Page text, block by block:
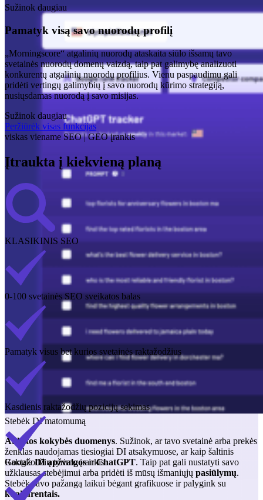
Stebėk DI matomumą
Aukštos kokybės duomenys. Sužinok, ar tavo svetainė arba prekės
ženklas naudojamas tiesiogiai DI atsakymuose, ar kaip šaltinis
GoogleDI apžvalgosirChatGPT. Taip pat gali nustatyti savo
užklausas stebėjimui arba pridėti iš mūsų išmaniųjų pasiūlymų.
Stebėk savo pažangą laikui bėgant grafikuose ir palygink su
konkurentais.
Sužinok daugiau
Pamatyk visą savo nuorodų profilį
„Morningscore“ atgalinių nuorodų ataskaita siūlo išsamų tavo
svetainės nuorodų domenų vaizdą, taip pat galimybę analizuoti
konkurentų atgalinių nuorodų profilius. Vienu paspaudimu gali
pridėti vertingų galimybių į savo nuorodų kūrimo strategiją,
nusiųsdamas nuorodą į savo misijas.
Sužinok daugiau
Peržiūrėk visas funkcijas
viskas viename SEO | GEO įrankis
Įtraukta į kiekvieną planą
KLASIKINIS SEO
0-100 svetainės SEO sveikatos balas
Pamatyk visus bet kurios svetainės raktažodžius
Kasdienis raktažodžių pozicijų sekimas
Raktažodžių tyrimo įrankis